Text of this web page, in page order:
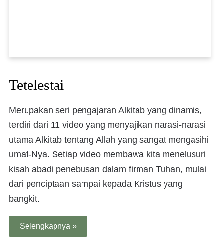
Tetelestai
Merupakan seri pengajaran Alkitab yang dinamis,
terdiri dari 11 video yang menyajikan narasi-narasi
utama Alkitab tentang Allah yang sangat mengasihi
umat-Nya. Setiap video membawa kita menelusuri
kisah abadi penebusan dalam firman Tuhan, mulai
dari penciptaan sampai kepada Kristus yang
bangkit.
Selengkapnya »